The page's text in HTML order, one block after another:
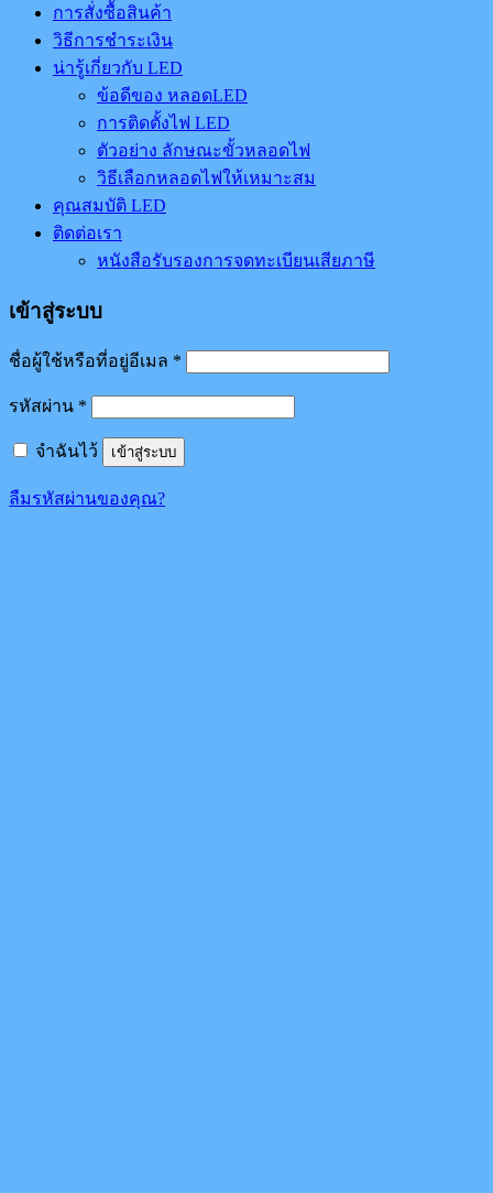
การสั่งซื้อสินค้า
วิธีการชำระเงิน
น่ารู้เกี่ยวกับ LED
ข้อดีของ หลอดLED
การติดตั้งไฟ LED
ตัวอย่าง ลักษณะขั้วหลอดไฟ
วิธีเลือกหลอดไฟให้เหมาะสม
คุณสมบัติ LED
ติดต่อเรา
หนังสือรับรองการจดทะเบียนเสียภาษี
เข้าสู่ระบบ
ชื่อผู้ใช้หรือที่อยู่อีเมล *
รหัสผ่าน *
จำฉันไว้ เข้าสู่ระบบ
ลืมรหัสผ่านของคุณ?